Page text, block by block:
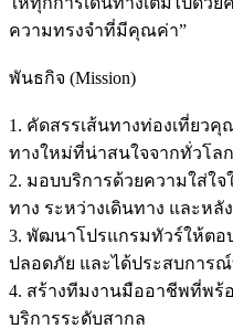
ความทรงจำที่มีคุณค่า”
พันธกิจ (Mission)
1. คัดสรรเส้นทางท่องเที่ยว
ทางใหม่ที่น่าสนใจจากทั่วโลก
2. มอบบริการด้วยความใส่ใ
ทาง ระหว่างเดินทาง และหลั
3. พัฒนาโปรแกรมทัวร์ให้ตอ
ปลอดภัย และได้ประสบการ
4. สร้างทีมงานมืออาชีพที่พร้
บริการระดับสากล